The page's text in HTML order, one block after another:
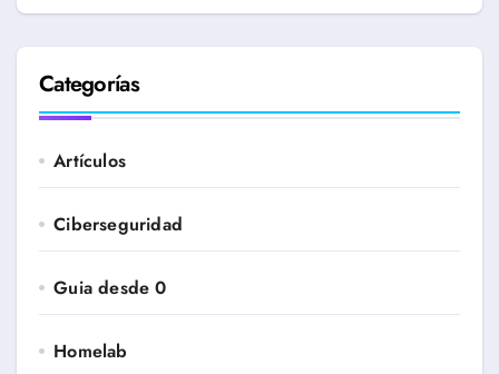
Categorías
Artículos
Ciberseguridad
Guia desde 0
Homelab